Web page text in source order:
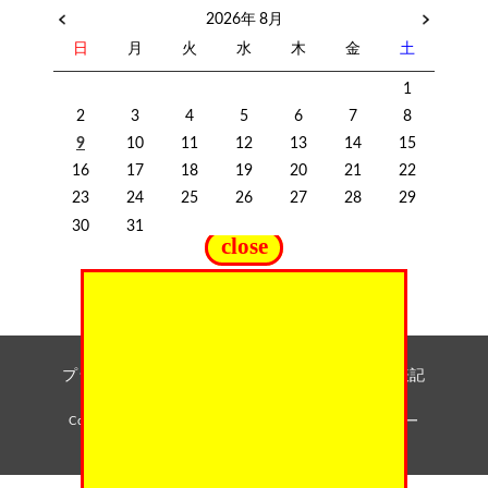
2026年 8月
日
月 火 水 木 金
土
1
2
3 4 5 6 7
8
9
10 11 12 13 14
15
16
17 18 19 20 21
22
23
24 25 26 27 28
29
30
31
プライバシーポリシー 特定商取引に基づく表記
Copyright (C) 2026 生活雑貨・セレクトショップ | ダンディー
close